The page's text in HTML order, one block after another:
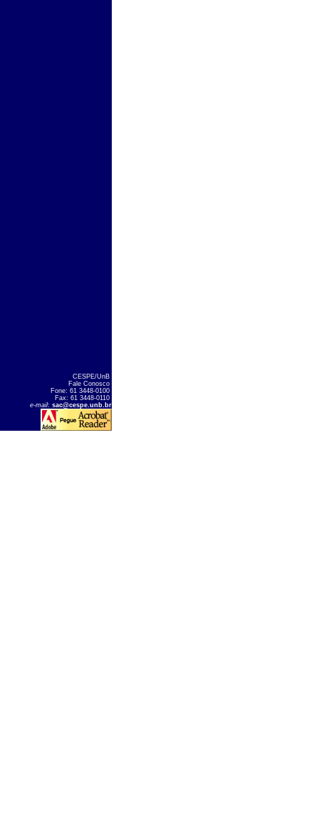
CESPE/UnB
Fale Conosco
Fone: 61 3448-0100
Fax: 61 3448-0110
e-mail: sac@cespe.unb.br